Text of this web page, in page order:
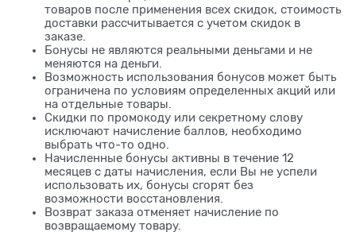
товаров после применения всех скидок, стоимость
доставки рассчитывается с учетом скидок в
заказе.
Бонусы не являются реальными деньгами и не
меняются на деньги.
Возможность использования бонусов может быть
ограничена по условиям определенных акций или
на отдельные товары.
Скидки по промокоду или секретному слову
исключают начисление баллов, необходимо
выбрать что-то одно.
Начисленные бонусы активны в течение 12
месяцев с даты начисления, если Вы не успели
использовать их, бонусы сгорят без
возможности восстановления.
Возврат заказа отменяет начисление по
возвращаемому товару.